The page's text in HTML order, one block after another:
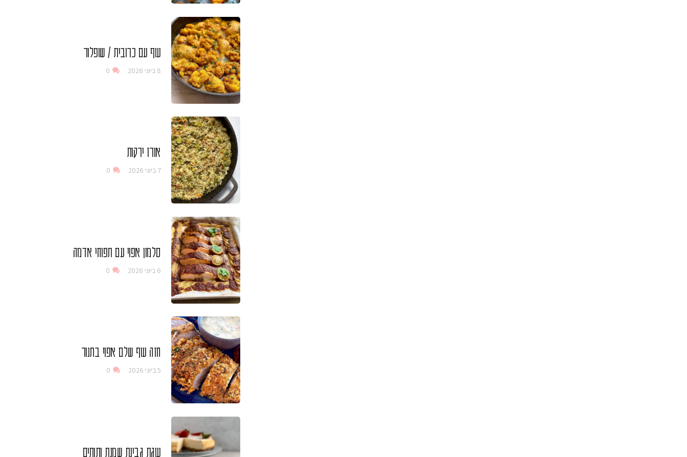
עוף עם כרובית / שופלור
8 ביוני 2026 0
אורז ירקות
7 ביוני 2026 0
סלמון אפוי עם תפוחי אדמה
6 ביוני 2026 0
חזה עוף שלם אפוי בתנור
5 ביוני 2026 0
עוגת גבינת שמנת ותותים